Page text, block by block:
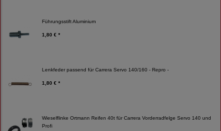
Führungsstift Aluminium
1,80 € *
Lenkfeder passend für Carrera Servo 140/160 - Repro -
1,80 € *
Wieselflinke Ortmann Reifen 40t für Carrera Vorderradfelge Servo 140 und
Profi